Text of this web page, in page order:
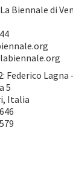
La Biennale di
Federico
5
Italia